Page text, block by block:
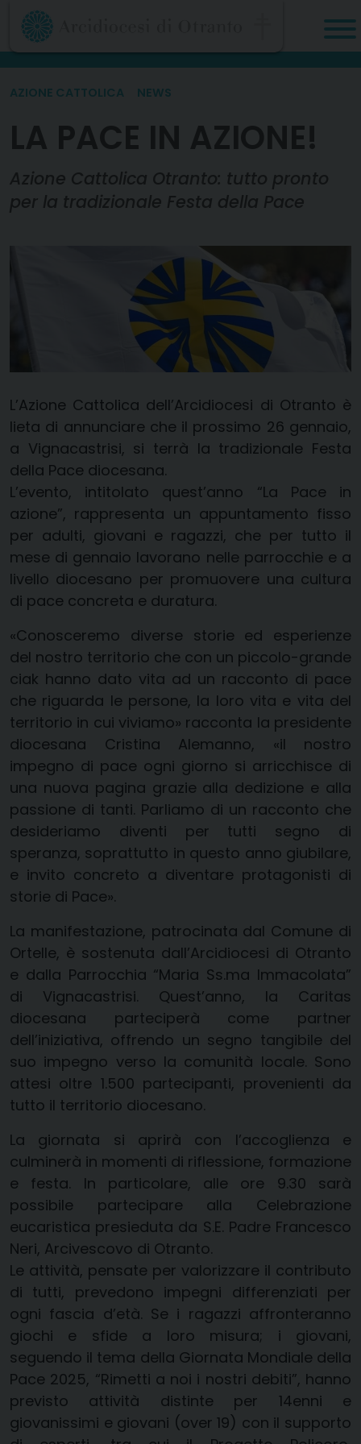
Skip
content
AZIONE CATTOLICA NEWS
LA PACE IN AZIONE!
Azione Cattolica Otranto: tutto pronto
per la tradizionale Festa della Pace
L’Azione Cattolica dell’Arcidiocesi di Otranto è
lieta di annunciare che il prossimo 26 gennaio,
a Vignacastrisi, si terrà la tradizionale Festa
della Pace diocesana.
L’evento, intitolato quest’anno “La Pace in
azione”, rappresenta un appuntamento fisso
per adulti, giovani e ragazzi, che per tutto il
mese di gennaio lavorano nelle parrocchie e a
livello diocesano per promuovere una cultura
di pace concreta e duratura.
«Conosceremo diverse storie ed esperienze
del nostro territorio che con un piccolo-grande
ciak hanno dato vita ad un racconto di pace
che riguarda le persone, la loro vita e vita del
territorio in cui viviamo» racconta la presidente
diocesana Cristina Alemanno, «il nostro
impegno di pace ogni giorno si arricchisce di
una nuova pagina grazie alla dedizione e alla
passione di tanti. Parliamo di un racconto che
desideriamo diventi per tutti segno di
speranza, soprattutto in questo anno giubilare,
e invito concreto a diventare protagonisti di
storie di Pace».
La manifestazione, patrocinata dal Comune di
Ortelle, è sostenuta dall’Arcidiocesi di Otranto
e dalla Parrocchia “Maria Ss.ma Immacolata”
di Vignacastrisi. Quest’anno, la Caritas
diocesana parteciperà come partner
dell’iniziativa, offrendo un segno tangibile del
suo impegno verso la comunità locale. Sono
attesi oltre 1.500 partecipanti, provenienti da
tutto il territorio diocesano.
La giornata si aprirà con l’accoglienza e
culminerà in momenti di riflessione, formazione
e festa. In particolare, alle ore 9.30 sarà
possibile partecipare alla Celebrazione
eucaristica presieduta da S.E. Padre Francesco
Neri, Arcivescovo di Otranto.
Le attività, pensate per valorizzare il contributo
di tutti, prevedono impegni differenziati per
ogni fascia d’età. Se i ragazzi affronteranno
giochi e sfide a loro misura; i giovani,
seguendo il tema della Giornata Mondiale della
Pace 2025, “Rimetti a noi i nostri debiti”, hanno
previsto attività distinte per 14enni e
giovanissimi e giovani (over 19) con il supporto